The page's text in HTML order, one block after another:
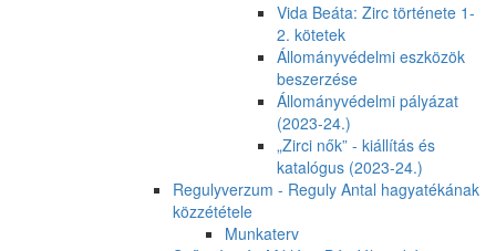
Vida Beáta: Zirc története 1-
2. kötetek
Állományvédelmi eszközök
beszerzése
Állományvédelmi pályázat
(2023-24.)
„Zirci nők” - kiállítás és
katalógus (2023-24.)
Regulyverzum - Reguly Antal hagyatékának
közzététele
Munkaterv